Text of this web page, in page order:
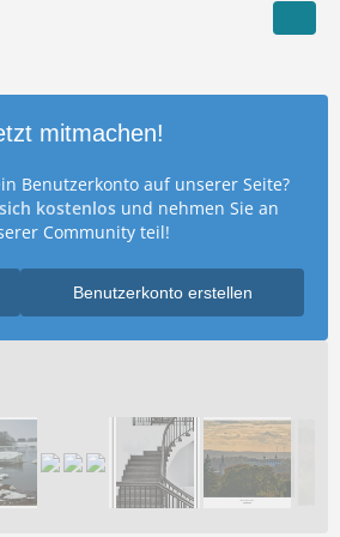
mitmachen!
Benutzerkonto auf unserer Seite?
kostenlosund nehmen Sie an
Community teil!
Benutzerkonto erstellen